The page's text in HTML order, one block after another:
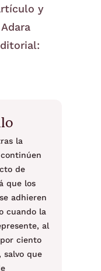
y
la
de
que los
adhieren
cuando la
al
ciento
salvo que